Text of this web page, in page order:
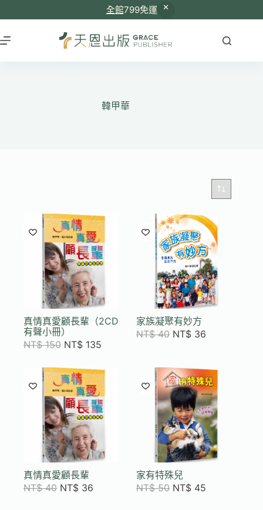
全館799免運
至
主
韓甲華
真情真愛顧長輩（2CD
有聲小冊）
NT$150 NT$ 135
家族凝聚有妙方
NT$40 NT$ 36
真情真愛顧長輩
NT$40 NT$ 36
家有特殊兒
NT$50 NT$ 45